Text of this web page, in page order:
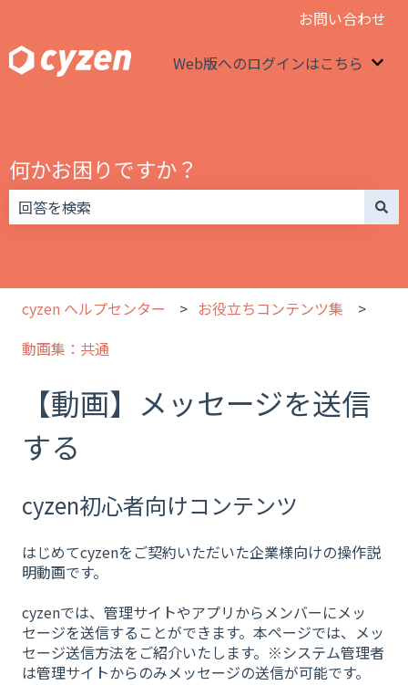
お問い合わせ
Web版へのログインはこちら
何かお困りですか？
cyzen ヘルプセンター
お役立ちコンテンツ集
動画集：共通
【動画】メッセージを送信
する
cyzen初心者向けコンテンツ
はじめてcyzenをご契約いただいた企業様向けの操作説
明動画です。
cyzenでは、管理サイトやアプリからメンバーにメッ
セージを送信することができます。本ページでは、メッ
セージ送信方法をご紹介いたします。※システム管理者
は管理サイトからのみメッセージの送信が可能です。